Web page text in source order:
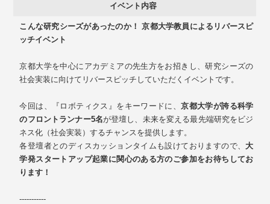
イベント内容
こんな研究シーズがあったのか！ 京都大学教員によるリバースピ
ッチイベント
京都大学を中心にアカデミアの先生方をお招きし、研究シーズの
社会実装に向けてリバースピッチしていただくイベントです。
今回は、『ロボティクス』をキーワードに、京都大学が誇る科学
のフロントランナー5名が登壇し、未来を変える最先端研究をビジ
ネス化（社会実装）するチャンスを提供します。
各登壇者とのディスカッションタイムも設けておりますので、 大
学発スタートアップ起業に関心のある方のご参加をお待ちしてお
ります！
-----------